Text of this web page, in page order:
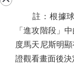
註：根據球
「進攻階段」
度馬天尼斯明
證觀看畫面後決